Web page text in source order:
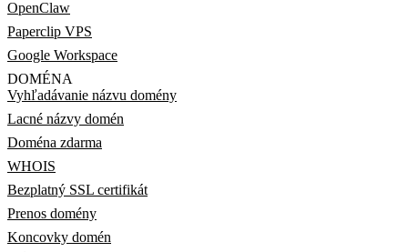
OpenClaw
Paperclip VPS
Google Workspace
DOMÉNA
Vyhľadávanie názvu domény
Lacné názvy domén
Doména zdarma
WHOIS
Bezplatný SSL certifikát
Prenos domény
Koncovky domén